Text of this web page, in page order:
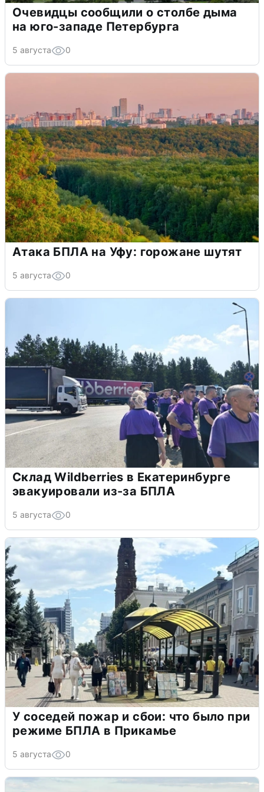
Очевидцы сообщили о столбе дыма
на юго-западе Петербурга
5 августа 0
Атака БПЛА на Уфу: горожане шутят
5 августа 0
Склад Wildberries в Екатеринбурге
эвакуировали из-за БПЛА
5 августа 0
У соседей пожар и сбои: что было при
режиме БПЛА в Прикамье
5 августа 0